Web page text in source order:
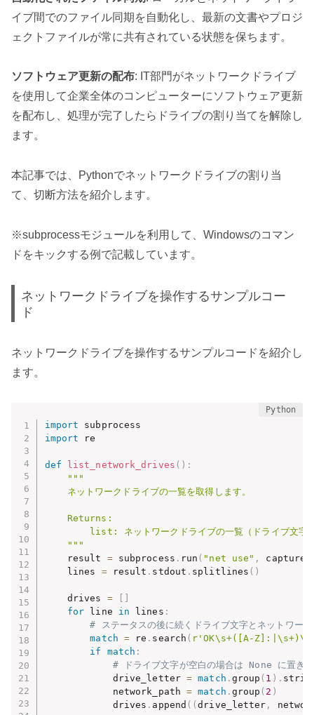
イブ間でのファイル同期を自動化し、最新の文書やプロジ
ェクトファイルが常に共有されている状態を保ちます。
ソフトウェア更新の配布: IT部門がネットワークドライブ
を使用して企業全体のコンピューターにソフトウェア更新
を配布し、処理が完了したらドライブの割り当てを解除し
ます。
本記事では、Pythonでネットワークドライブの割り当
て、切断方法を紹介します。
※subprocessモジュールを利用して、Windowsのコマン
ドをキックする例で記載しています。
ネットワークドライブを操作するサンプルコー
ド
ネットワークドライブを操作するサンプルコードを紹介し
ます。
import
import re
def list_network_drives ( ) :
"""
    ネットワークドライブの一覧を取得します。
    Returns:
list: ネットワークドライブの一覧（ドライブ文字
    """
    result
= subprocess . run ( "net use" ,
    lines
= result . stdout . splitlines ( )
    drives
=
for line in lines :
# ステータスの後に続くドライブ文字とネットワー
match = re . search ( r'OK\s+([A-
if
match :
# ドライブ文字が空白の場合は None に置き
            drive_letter
= match . group ( 1 ) . strip
            network_path
= match . group ( 2 )
            drives
. append ( (drive_letter ,